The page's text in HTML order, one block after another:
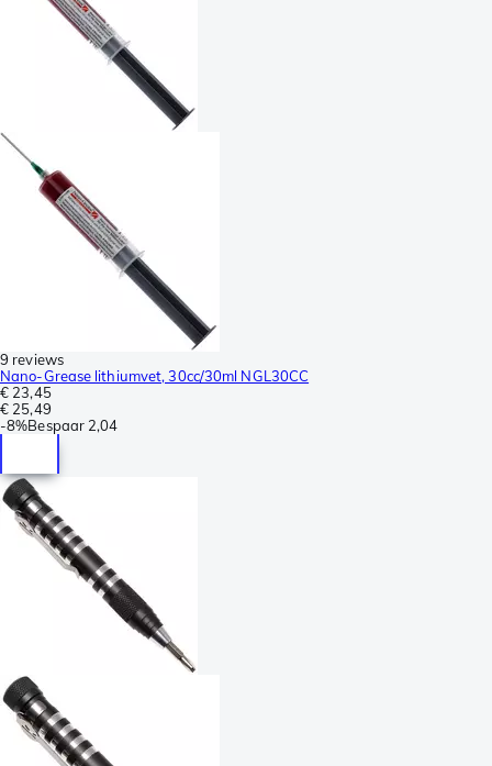
9 reviews
Nano-Grease lithiumvet, 30cc/30ml NGL30CC
€ 23,45
€ 25,49
-8%Bespaar 2,04